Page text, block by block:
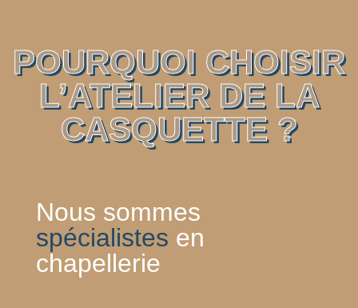
POURQUOI CHOISIR
L’ATELIER DE LA
CASQUETTE ?
Nous sommes
spécialistes en
chapellerie